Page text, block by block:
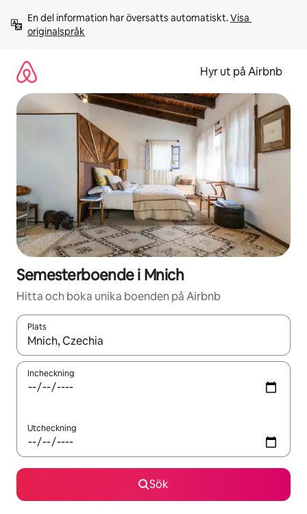
innehåll
En del information har översatts automatiskt. Visa
originalspråk
Hyr ut på Airbnb
Semesterboende i Mnich
Hitta och boka unika boenden på Airbnb
Plats
När resultaten är tillgängliga kan du navigera med upp- och
Incheckning
Utcheckning
Sök